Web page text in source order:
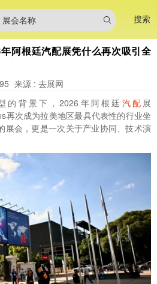
展会名称 搜索
阿根廷汽配展凭什么再次吸引全
来源 : 去展网
的背景下，2026年阿根廷 汽配 展
再次成为拉美地区最具代表性的行业坐
展会，更是一次关于产业协同、技术演